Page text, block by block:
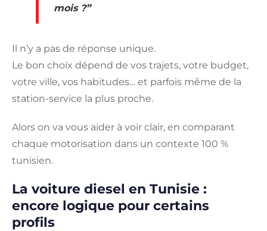
mois ?”
Il n’y a pas de réponse unique.
Le bon choix dépend de vos trajets, votre budget,
votre ville, vos habitudes… et parfois même de la
station-service la plus proche.
Alors on va vous aider à voir clair, en comparant
chaque motorisation dans un contexte 100 %
tunisien.
La voiture diesel en Tunisie :
encore logique pour certains
profils